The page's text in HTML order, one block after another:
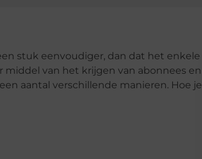
stuk eenvoudiger, dan dat het enkele
middel van het krijgen van abonnees en
aantal verschillende manieren. Hoe je